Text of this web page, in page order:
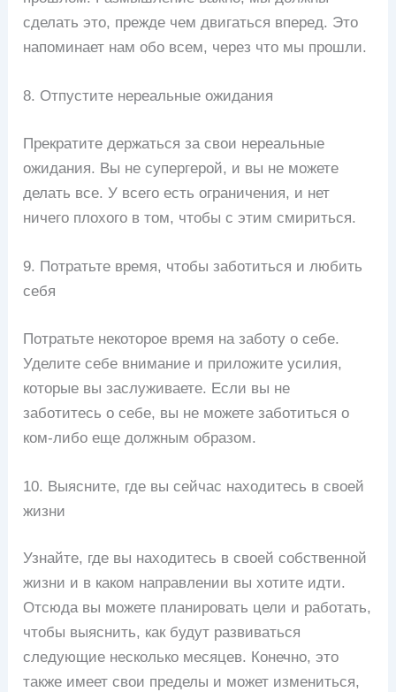
сделать это, прежде чем двигаться вперед. Это
напоминает нам обо всем, через что мы прошли.
8. Отпустите нереальные ожидания
Прекратите держаться за свои нереальные
ожидания. Вы не супергерой, и вы не можете
делать все. У всего есть ограничения, и нет
ничего плохого в том, чтобы с этим смириться.
9. Потратьте время, чтобы заботиться и любить
себя
Потратьте некоторое время на заботу о себе.
Уделите себе внимание и приложите усилия,
которые вы заслуживаете. Если вы не
заботитесь о себе, вы не можете заботиться о
ком-либо еще должным образом.
10. Выясните, где вы сейчас находитесь в своей
жизни
Узнайте, где вы находитесь в своей собственной
жизни и в каком направлении вы хотите идти.
Отсюда вы можете планировать цели и работать,
чтобы выяснить, как будут развиваться
следующие несколько месяцев. Конечно, это
также имеет свои пределы и может измениться,